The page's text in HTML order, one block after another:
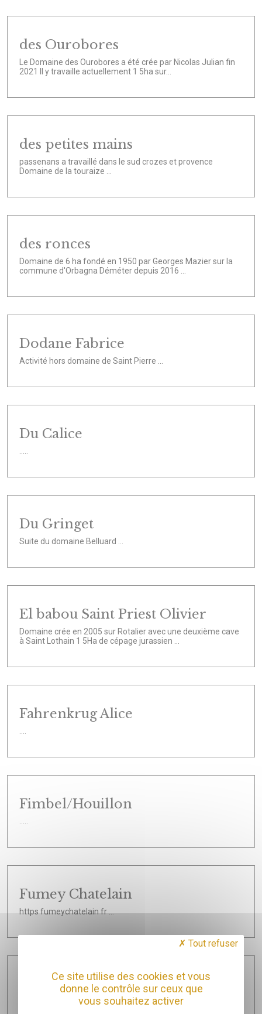
des Ourobores
Le Domaine des Ourobores a été crée par Nicolas Julian fin
2021 Il y travaille actuellement 1 5ha sur...
des petites mains
passenans a travaillé dans le sud crozes et provence
Domaine de la touraize ...
des ronces
Domaine de 6 ha fondé en 1950 par Georges Mazier sur la
commune d'Orbagna Déméter depuis 2016 ...
Dodane Fabrice
Activité hors domaine de Saint Pierre ...
Du Calice
Du Gringet
Suite du domaine Belluard ...
El babou Saint Priest Olivier
Domaine crée en 2005 sur Rotalier avec une deuxième cave
à Saint Lothain 1 5Ha de cépage jurassien ...
Fahrenkrug Alice
Fimbel/Houillon
Fumey Chatelain
https fumeychatelain fr ...
Ganevat Anne et jean françois
Ce site utilise des cookies et vous
donne le contrôle sur ceux que
vous souhaitez activer
Tout refuser